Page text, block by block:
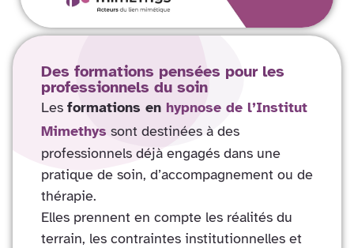
Des formations pensées pour les
professionnels du soin
Les formations en hypnose de l’Institut
Mimethys sont destinées à des
professionnels déjà engagés dans une
pratique de soin, d’accompagnement ou de
thérapie.
Elles prennent en compte les réalités du
terrain, les contraintes institutionnelles et